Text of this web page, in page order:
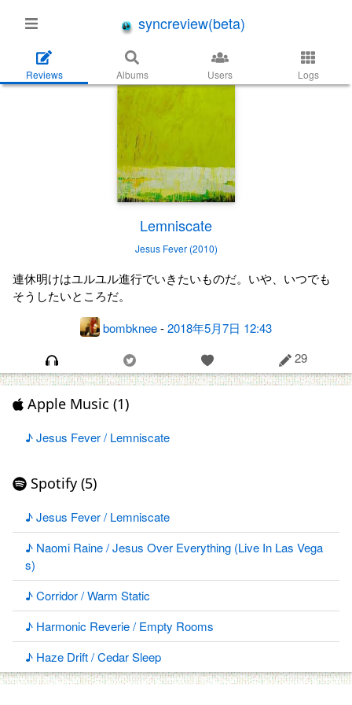
syncreview(beta)
Reviews Albums Users Logs
Lemniscate
Jesus Fever (2010)
連休明けはユルユル進行でいきたいものだ。いや、いつでも
そうしたいところだ。
bombknee-2018年5月7日 12:43
29
Apple Music (1)
♪ Jesus Fever / Lemniscate
Spotify (5)
♪ Jesus Fever / Lemniscate
♪ Naomi Raine / Jesus Over Everything (Live In Las Vega
s)
♪ Corridor / Warm Static
♪ Harmonic Reverie / Empty Rooms
♪ Haze Drift / Cedar Sleep